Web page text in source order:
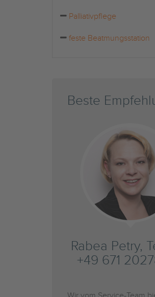
Palliativpflege
feste Beatmungsstation
Beste
Rabea Petry,
+49 671